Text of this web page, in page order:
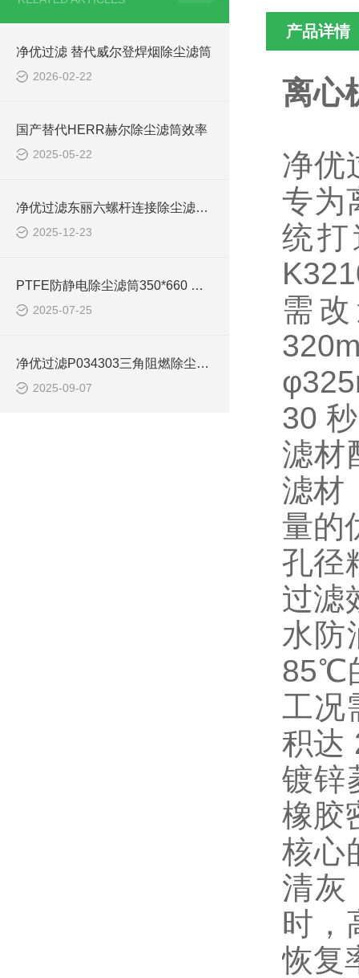
净优过滤 替代威尔登焊烟除尘滤筒
2026-02-22
国产替代HERR赫尔除尘滤筒效率
2025-05-22
净优过滤东丽六螺杆连接除尘滤筒简介
2025-12-23
PTFE防静电除尘滤筒350*660 效率
2025-07-25
净优过滤P034303三角阻燃除尘滤筒处理风量
2025-09-07
产品详情
离心
净优
专为
统
需
30
滤材
滤材
量的
孔径
过滤
水防
85℃
工况
积达
镀锌
橡胶
核心
清灰
时，
恢复